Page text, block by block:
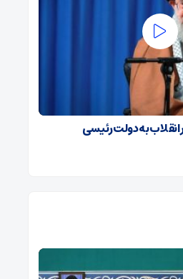
به دولت رئیسی